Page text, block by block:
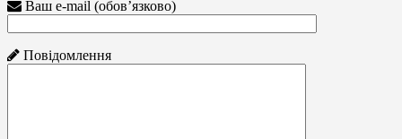
Ваш e-mail (обов’язково)
Повідомлення